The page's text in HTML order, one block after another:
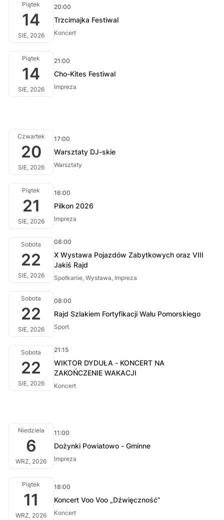
Piątek
14
SIE, 2026
20:00
Trzcimajka Festiwal
Koncert
Piątek
14
SIE, 2026
21:00
Cho-Kites Festiwal
Impreza
Czwartek
20
SIE, 2026
17:00
Warsztaty DJ-skie
Warsztaty
Piątek
21
SIE, 2026
16:00
Pilkon 2026
Impreza
Sobota
22
SIE, 2026
08:00
X Wystawa Pojazdów Zabytkowych oraz VIII
Jakiś Rajd
Spotkanie, Wystawa, Impreza
Sobota
22
SIE, 2026
08:00
Rajd Szlakiem Fortyfikacji Wału Pomorskiego
Sport
Sobota
22
SIE, 2026
21:15
WIKTOR DYDUŁA - KONCERT NA
ZAKOŃCZENIE WAKACJI
Koncert
Niedziela
6
WRZ, 2026
11:00
Dożynki Powiatowo - Gminne
Impreza
Piątek
11
WRZ, 2026
18:00
Koncert Voo Voo „Dźwięczność”
Koncert